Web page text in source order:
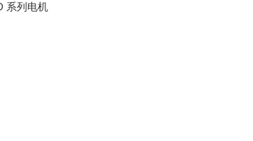
系列电机